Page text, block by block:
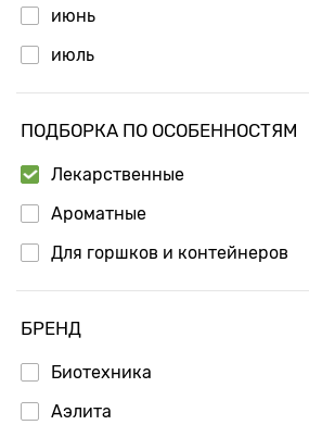
июнь
июль
ПОДБОРКА ПО ОСОБЕННОСТЯМ
Лекарственные
Ароматные
Для горшков и контейнеров
БРЕНД
Биотехника
Аэлита